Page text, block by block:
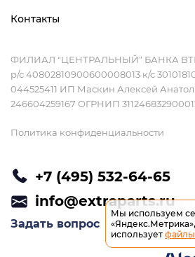
Контакты
ФИЛИАЛ "ЦЕНТРАЛЬНЫЙ" БАНКА
р/с 40802810900600008013 к/с
044525411 ИП Маскин Алексей
246604259167 ОГРНИП
Политика конфиденциальности
+7 (495) 532-64-65
info@extraparts.ru
Задать вопрос
Мы используем
использует файлы